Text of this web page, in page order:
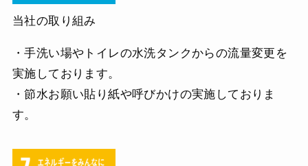
当社の取り組み
・手洗い場やトイレの水洗タンクからの流量変更を
実施しております。
・節水お願い貼り紙や呼びかけの実施しておりま
す。